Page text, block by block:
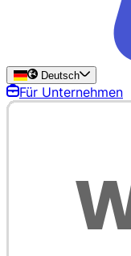
Deutsch
Für Unternehmen